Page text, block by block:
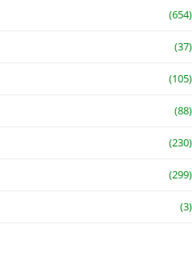
(654)
(37)
(105)
(88)
(230)
(299)
(3)